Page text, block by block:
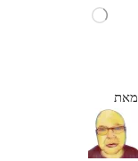
טוען...
מאת